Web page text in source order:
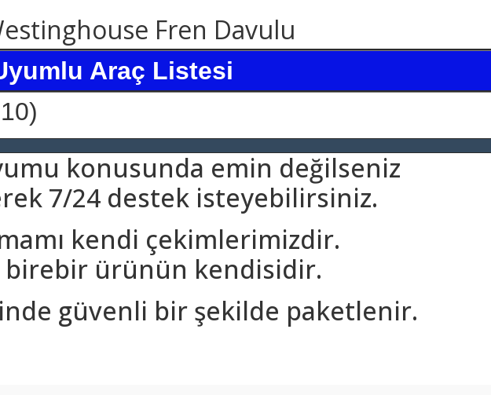
Fren Davulu
Araç Listesi
konusunda emin değilseniz
7/24 destek isteyebilirsiniz.
kendi çekimlerimizdir.
ürünün kendisidir.
güvenli bir şekilde paketlenir.